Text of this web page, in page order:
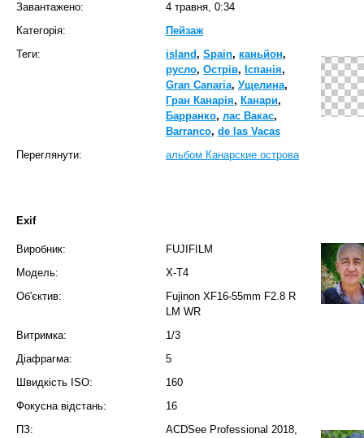
Завантажено:
4 травня, 0:34
Категорія:
Пейзаж
Теги:
island, Spain, каньйон,
русло, Острів, Іспанія,
Gran Canaria, Ущелина,
Гран Канарія, Канари,
Барранко, лас Вакас,
Barranco, de las Vacas
Переглянути:
альбом Канарские острова
Exif
Виробник:
FUJIFILM
Модель:
X-T4
Об'єктив:
Fujinon XF16-55mm F2.8 R
LM WR
Витримка:
1/3
Діафрагма:
5
Швидкість ISO:
160
Фокусна відстань:
16
ПЗ:
ACDSee Professional 2018,